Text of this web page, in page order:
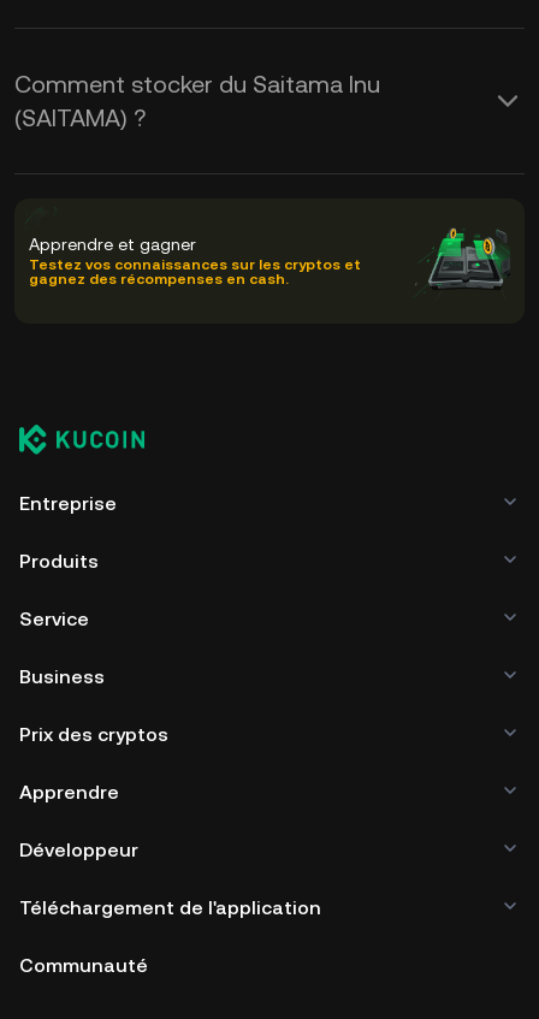
Comment stocker du Saitama Inu
(SAITAMA) ?
Apprendre et gagner
Testez vos connaissances sur les cryptos et
gagnez des récompenses en cash.
Entreprise
Produits
Service
Business
Prix des cryptos
Apprendre
Développeur
Téléchargement de l'application
Communauté